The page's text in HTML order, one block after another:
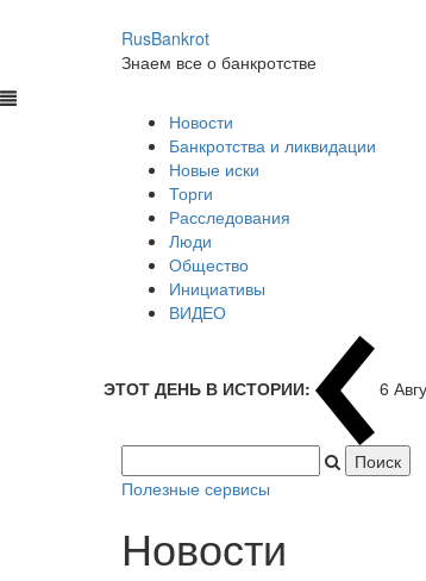
RusBankrot
Знаем все о банкротстве
Новости
Банкротства и ликвидации
Новые иски
Торги
Расследования
Люди
Общество
Инициативы
ВИДЕО
ЭТОТ ДЕНЬ В ИСТОРИИ: 6
Полезные сервисы
Новости